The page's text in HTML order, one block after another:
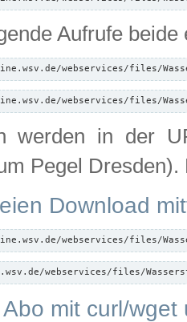
Aufrufe beide
webservices/files/
webservices/files/
werden in der
Pegel
Download
webservices/files/
webservices/files/
mit curl/